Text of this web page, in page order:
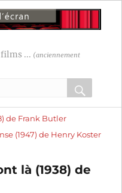
... (anciennement
OK
de Frank Butler
(1947) de Henry Koster
là (1938) de